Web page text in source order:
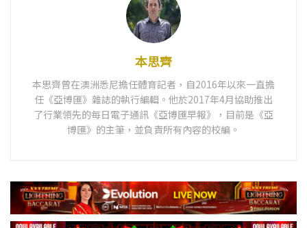
本思齊
本思齊曾在澳洲悉尼擔任體育記者，自2016年以來一直擔
任《亞博匯》雜誌的執行編輯。他於2017年4月協助推出
了行業領先的每日電子通訊《亞博匯早報》，目前是《亞
博匯》的主筆，並負責所有內容的校編。